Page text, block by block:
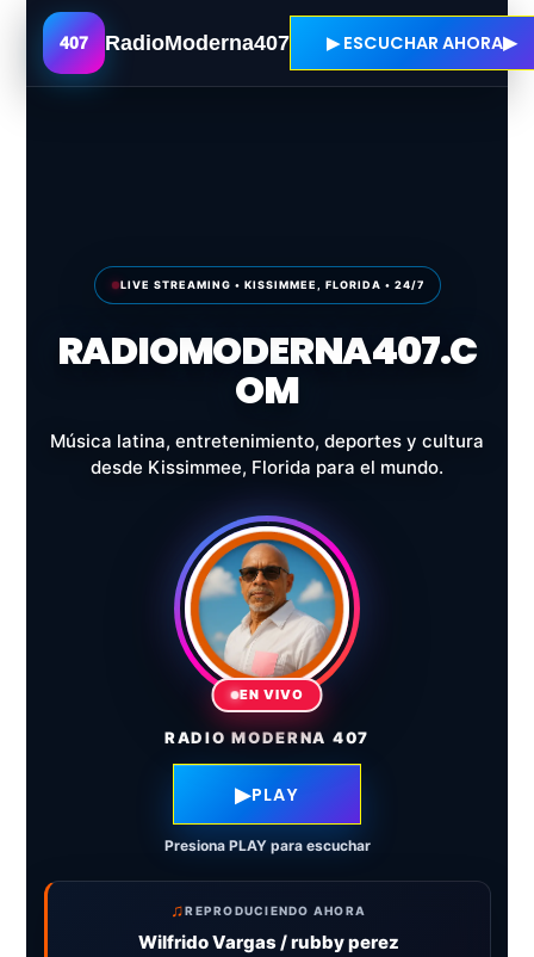
407 RadioModerna407 ▶ ESCUCHAR AHORA
LIVE STREAMING • KISSIMMEE, FLORIDA • 24/7
RADIOMODERNA407.C
OM
Música latina, entretenimiento, deportes y cultura
desde Kissimmee, Florida para el mundo.
EN VIVO
RADIO MODERNA 407
▶PLAY
Presiona PLAY para escuchar
♫REPRODUCIENDO AHORA
Wilfrido Vargas / rubby perez